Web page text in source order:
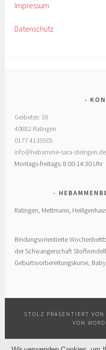
Impressum
Datenschutz
Geibelstr. 18
40882 Ratingen
0177 4135905
info@hebamme-sara-steingen.de
Montags-freitags: 8:00-14:30 Uhr
Ratingen, Mettmann,
Bindungsorientierte
der Schwangerschaft
Geburtsvorbereitungskurse,
STOLZ PRÄSENTIERT VON
VON